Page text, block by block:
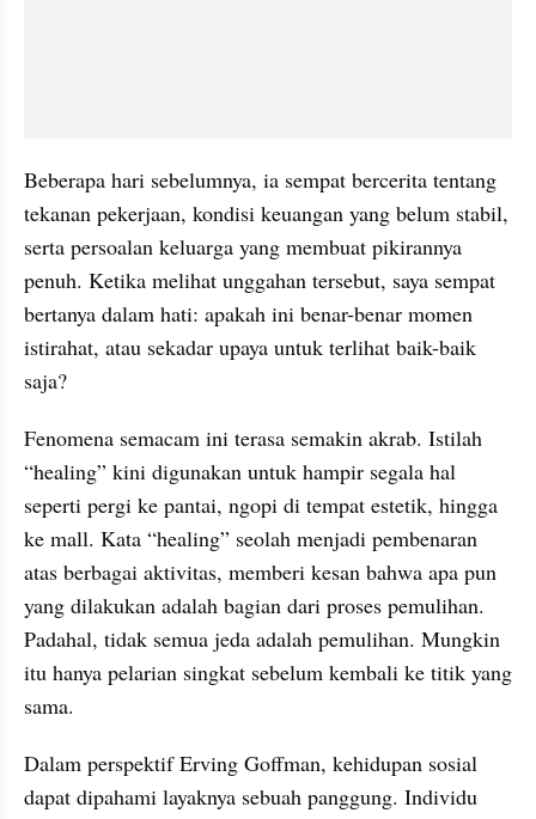
Beberapa hari sebelumnya, ia sempat bercerita tentang
tekanan pekerjaan, kondisi keuangan yang belum stabil,
serta persoalan keluarga yang membuat pikirannya
penuh. Ketika melihat unggahan tersebut, saya sempat
bertanya dalam hati: apakah ini benar-benar momen
istirahat, atau sekadar upaya untuk terlihat baik-baik
saja?
Fenomena semacam ini terasa semakin akrab. Istilah
“healing” kini digunakan untuk hampir segala hal
seperti pergi ke pantai, ngopi di tempat estetik, hingga
ke mall. Kata “healing” seolah menjadi pembenaran
atas berbagai aktivitas, memberi kesan bahwa apa pun
yang dilakukan adalah bagian dari proses pemulihan.
Padahal, tidak semua jeda adalah pemulihan. Mungkin
itu hanya pelarian singkat sebelum kembali ke titik yang
sama.
Dalam perspektif Erving Goffman, kehidupan sosial
dapat dipahami layaknya sebuah panggung. Individu